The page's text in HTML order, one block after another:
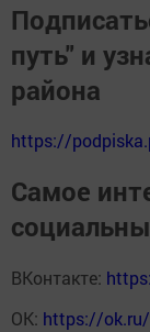
путь" и
района
https://
Самое
ВКонтакте:
ОК: https://